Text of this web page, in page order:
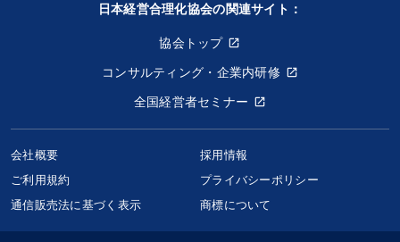
日本経営合理化協会の関連サイト：
協会トップ
コンサルティング・企業内研修
全国経営者セミナー
会社概要
採用情報
ご利用規約
プライバシーポリシー
通信販売法に基づく表示
商標について